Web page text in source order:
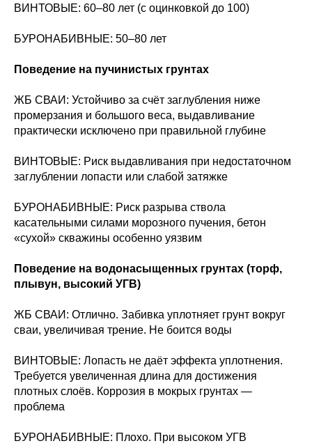
ВИНТОВЫЕ: 60–80 лет (с оцинковкой до 100)
БУРОНАБИВНЫЕ: 50–80 лет
Поведение на пучинистых грунтах
ЖБ СВАИ: Устойчиво за счёт заглубления ниже
промерзания и большого веса, выдавливание
практически исключено при правильной глубине
ВИНТОВЫЕ: Риск выдавливания при недостаточном
заглублении лопасти или слабой затяжке
БУРОНАБИВНЫЕ: Риск разрыва ствола
касательными силами морозного пучения, бетон
«сухой» скважины особенно уязвим
Поведение на водонасыщенных грунтах (торф,
плывун, высокий УГВ)
ЖБ СВАИ: Отлично. Забивка уплотняет грунт вокруг
сваи, увеличивая трение. Не боится воды
ВИНТОВЫЕ: Лопасть не даёт эффекта уплотнения.
Требуется увеличенная длина для достижения
плотных слоёв. Коррозия в мокрых грунтах —
проблема
БУРОНАБИВНЫЕ: Плохо. При высоком УГВ